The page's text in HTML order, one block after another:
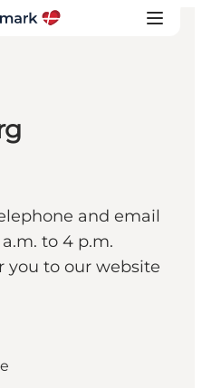
and email
to 4 p.m.
you to our website